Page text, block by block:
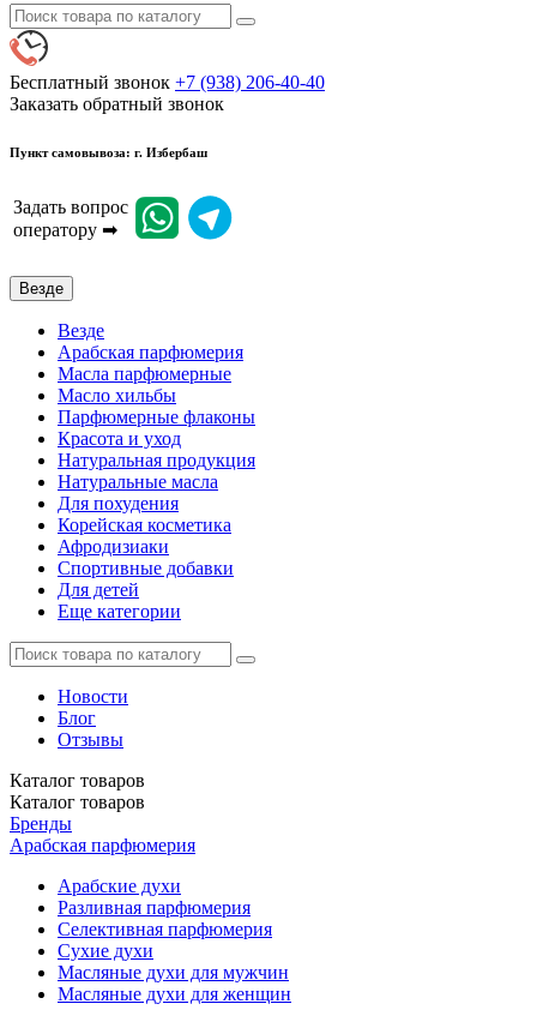
Бесплатный звонок +7 (938) 206-40-40
Заказать обратный звонок
Пункт самовывоза: г. Избербаш
Задать вопрос
оператору ➡
Везде
Везде
Арабская парфюмерия
Масла парфюмерные
Масло хильбы
Парфюмерные флаконы
Красота и уход
Натуральная продукция
Натуральные масла
Для похудения
Корейская косметика
Афродизиаки
Спортивные добавки
Для детей
Еще категории
Новости
Блог
Отзывы
Каталог товаров
Каталог товаров
Бренды
Арабская парфюмерия
Арабские духи
Разливная парфюмерия
Селективная парфюмерия
Сухие духи
Масляные духи для мужчин
Масляные духи для женщин